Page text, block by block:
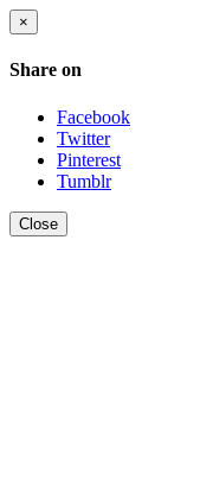
×
Share on
Facebook
Twitter
Pinterest
Tumblr
Close